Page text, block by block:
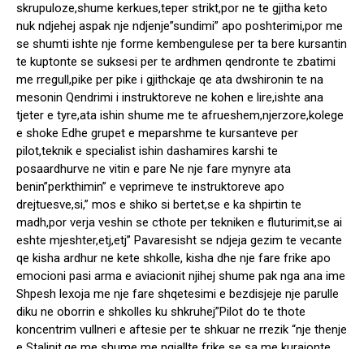
skrupuloze,shume kerkues,teper strikt,por ne te gjitha keto
nuk ndjehej aspak nje ndjenje”sundimi” apo poshterimi,por me
se shumti ishte nje forme kembengulese per ta bere kursantin
te kuptonte se suksesi per te ardhmen qendronte te zbatimi
me rregull,pike per pike i gjithckaje qe ata dwshironin te na
mesonin Qendrimi i instruktoreve ne kohen e lire,ishte ana
tjeter e tyre,ata ishin shume me te afrueshem,njerzore,kolege
e shoke Edhe grupet e meparshme te kursanteve per
pilot,teknik e specialist ishin dashamires karshi te
posaardhurve ne vitin e pare Ne nje fare mynyre ata
benin”perkthimin” e veprimeve te instruktoreve apo
drejtuesve,si,” mos e shiko si bertet,se e ka shpirtin te
madh,por verja veshin se cthote per tekniken e fluturimit,se ai
eshte mjeshter,etj,etj” Pavaresisht se ndjeja gezim te vecante
qe kisha ardhur ne kete shkolle, kisha dhe nje fare frike apo
emocioni pasi arma e aviacionit njihej shume pak nga ana ime
Shpesh lexoja me nje fare shqetesimi e bezdisjeje nje parulle
diku ne oborrin e shkolles ku shkruhej”Pilot do te thote
koncentrim vullneri e aftesie per te shkuar ne rrezik “nje thenje